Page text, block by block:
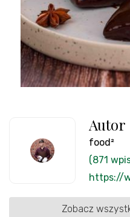
Autor
food²
(871
https://
Zobacz